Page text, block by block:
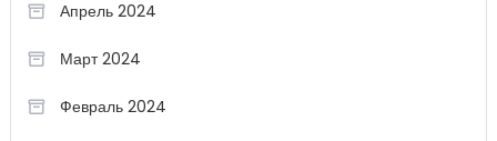
Апрель 2024
Март 2024
Февраль 2024